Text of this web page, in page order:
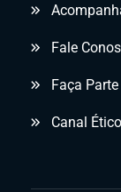
Fale
Faça
Canal Ético